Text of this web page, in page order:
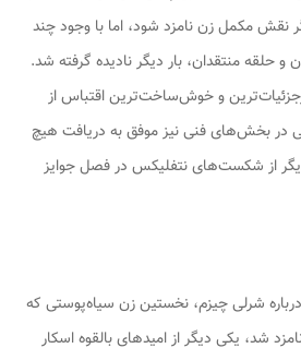
نقش مکمل زن نامزد شود، اما با وجود چند
و حلقه منتقدان، بار دیگر نادیده گرفته شد.
و خوش‌ساخت‌ترین اقتباس از
بخش‌های فنی نیز موفق به دریافت هیچ
از شکست‌های نتفلیکس در فصل جوایز
شرلی چیزم، نخستین زن سیاه‌پوستی که
شد، یکی دیگر از امیدهای بالقوه اسکار